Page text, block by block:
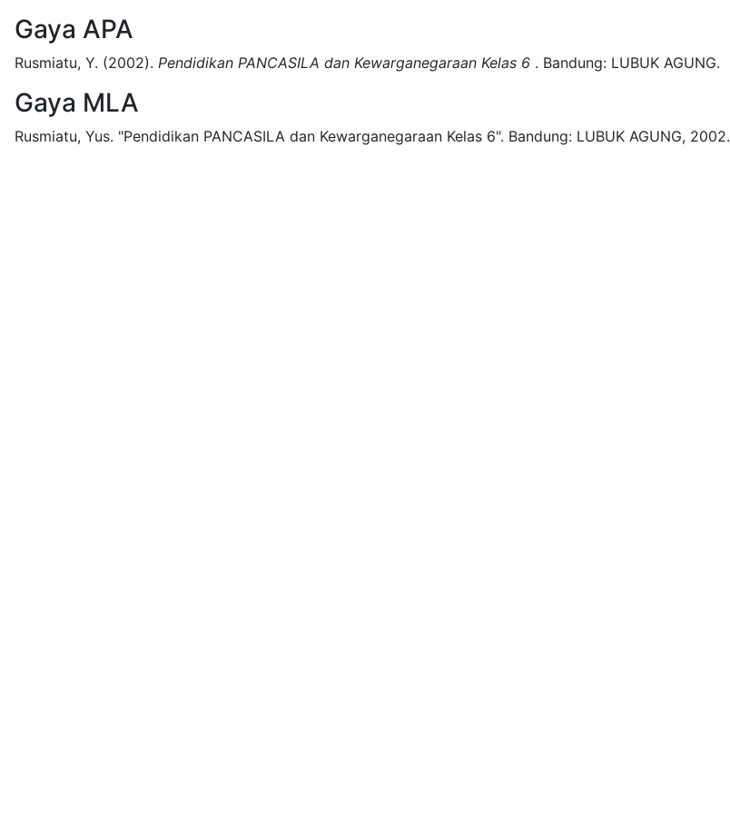
Gaya APA
Rusmiatu, Y. (2002). Pendidikan PANCASILA dan Kewarganegaraan Kelas 6 . Bandung: LUBUK AGUNG.
Gaya MLA
Rusmiatu, Yus. "Pendidikan PANCASILA dan Kewarganegaraan Kelas 6". Bandung: LUBUK AGUNG, 2002.